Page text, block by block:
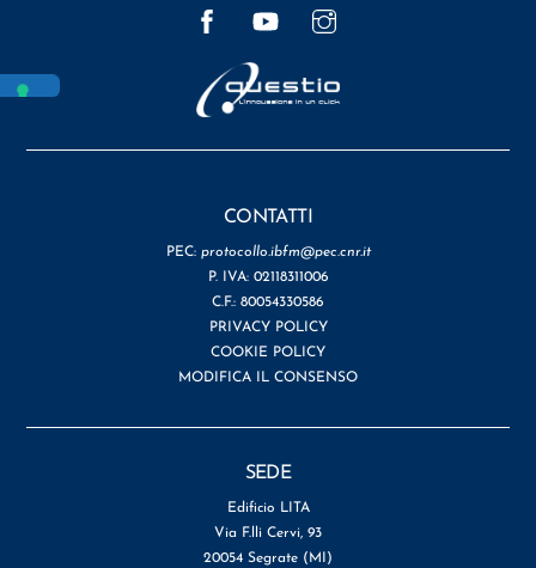
CONTATTI
PEC: protocollo.ibfm@pec.cnr.it
P. IVA: 02118311006
C.F.: 80054330586
PRIVACY POLICY
COOKIE POLICY
MODIFICA IL CONSENSO
SEDE
Edificio LITA
Via F.lli Cervi, 93
20054 Segrate (MI)